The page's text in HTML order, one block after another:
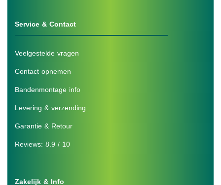
Service & Contact
Veelgestelde vragen
Contact opnemen
Bandenmontage info
Levering & verzending
Garantie & Retour
Reviews: 8.9 / 10
Zakelijk & Info